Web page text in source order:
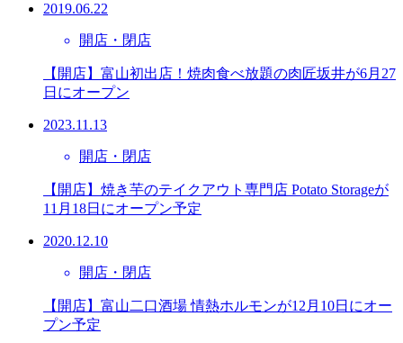
2019.06.22
開店・閉店
【開店】富山初出店！焼肉食べ放題の肉匠坂井が6月27
日にオープン
2023.11.13
開店・閉店
【開店】焼き芋のテイクアウト専門店 Potato Storageが
11月18日にオープン予定
2020.12.10
開店・閉店
【開店】富山二口酒場 情熱ホルモンが12月10日にオー
プン予定